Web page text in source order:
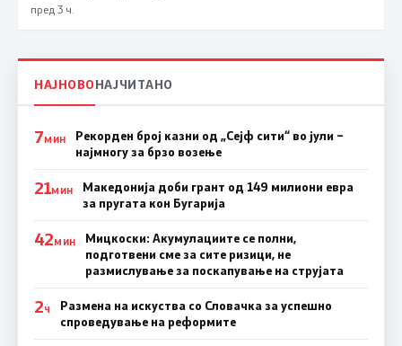
пред 3 ч.
НАЈНОВОНАЈЧИТАНО
7МИН
Рекорден број казни од „Сејф сити“ во јули –
најмногу за брзо возење
21МИН
Македонија доби грант од 149 милиони евра
за пругата кон Бугарија
42МИН
Мицкоски: Акумулациите се полни,
подготвени сме за сите ризици, не
размислување за поскапување на струјата
2Ч
Размена на искуства со Словачка за успешно
спроведување на реформите